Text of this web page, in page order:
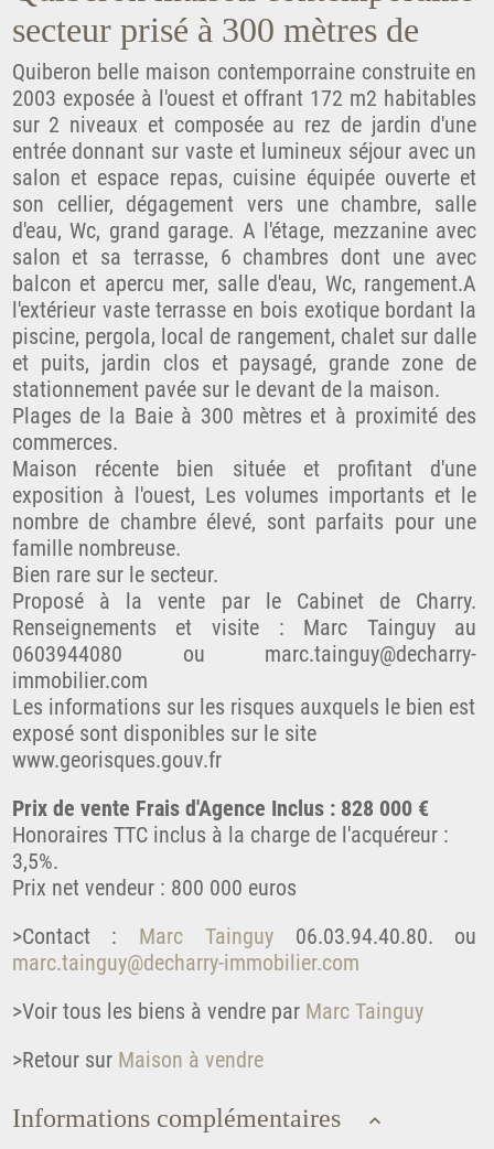
secteur prisé à 300 mètres de
Quiberon belle maison contemporraine construite en
2003 exposée à l'ouest et offrant 172 m2 habitables
sur 2 niveaux et composée au rez de jardin d'une
entrée donnant sur vaste et lumineux séjour avec un
salon et espace repas, cuisine équipée ouverte et
son cellier, dégagement vers une chambre, salle
d'eau, Wc, grand garage. A l'étage, mezzanine avec
salon et sa terrasse, 6 chambres dont une avec
balcon et apercu mer, salle d'eau, Wc, rangement.A
l'extérieur vaste terrasse en bois exotique bordant la
piscine, pergola, local de rangement, chalet sur dalle
et puits, jardin clos et paysagé, grande zone de
stationnement pavée sur le devant de la maison.
Plages de la Baie à 300 mètres et à proximité des
commerces.
Maison récente bien située et profitant d'une
exposition à l'ouest, Les volumes importants et le
nombre de chambre élevé, sont parfaits pour une
famille nombreuse.
Bien rare sur le secteur.
Proposé à la vente par le Cabinet de Charry.
Renseignements et visite : Marc Tainguy au
0603944080 ou marc.tainguy@decharry-
immobilier.com
Les informations sur les risques auxquels le bien est
exposé sont disponibles sur le site
www.georisques.gouv.fr
Prix de vente Frais d'Agence Inclus : 828 000 €
Honoraires TTC inclus à la charge de l'acquéreur :
3,5%.
Prix net vendeur : 800 000 euros
>Contact : Marc Tainguy06.03.94.40.80. ou
marc.tainguy@decharry-immobilier.com
>Voir tous les biens à vendre parMarc Tainguy
>Retour surMaison à vendre
Informations complémentaires